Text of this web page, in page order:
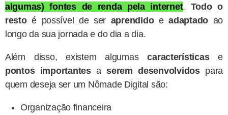
algumas) fontes de renda pela internet. Todo o
restoé possível de ser aprendidoeadaptadoao
longo da sua jornada e do dia a dia.
Além disso, existem algumascaracterísticase
pontos importantesaserem desenvolvidospara
quem deseja ser um Nômade Digital são:
Organização financeira